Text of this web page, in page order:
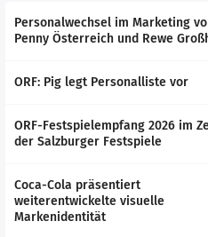
Personalwechsel im Marketing
Penny Österreich und Rewe
ORF: Pig legt Personalliste vor
ORF-Festspielempfang 2026 im
der Salzburger Festspiele
Coca-Cola präsentiert
weiterentwickelte visuelle
Markenidentität